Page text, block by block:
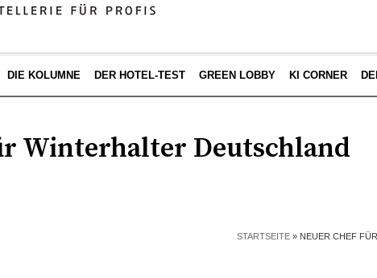
DIE KOLUMNE DER HOTEL-TEST GREEN LOBBY KI CORNER
Winterhalter Deutschland
STARTSEITE » NEUER CHEF